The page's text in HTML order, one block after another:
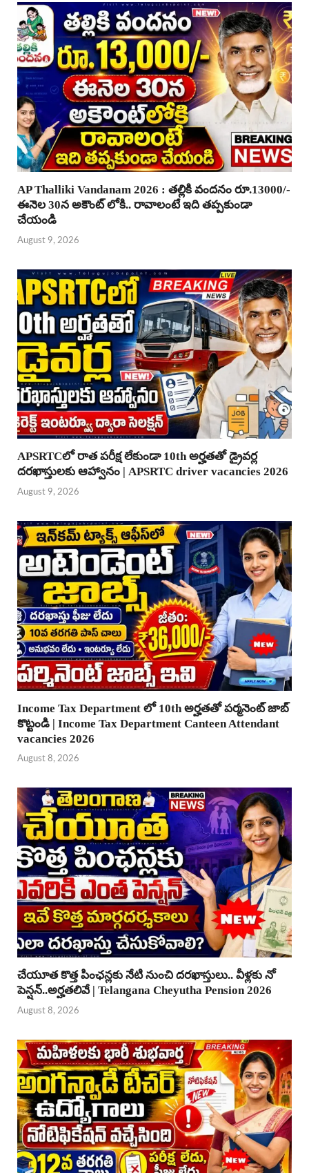
AP Thalliki Vandanam 2026 : తల్లికి వందనం రూ.13000/-
ఈనెల 30న అకౌంట్ లోకి.. రావాలంటే ఇది తప్పకుండా
చేయండి
August 9, 2026
APSRTCలో రాత పరీక్ష లేకుండా 10th అర్హతతో డ్రైవర్ల
దరఖాస్తులకు ఆహ్వానం | APSRTC driver vacancies 2026
August 9, 2026
Income Tax Department లో 10th అర్హతతో పర్మనెంట్ జాబ్
కొట్టండి | Income Tax Department Canteen Attendant
vacancies 2026
August 8, 2026
చేయూత కొత్త పింఛన్లకు నేటి నుంచి దరఖాస్తులు.. వీళ్లకు నో
పెన్షన్..అర్హతలివే | Telangana Cheyutha Pension 2026
August 8, 2026